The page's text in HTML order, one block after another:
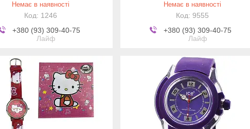
Немає в наявності
1246
+380 (93) 309-40-75
Лайф
Немає в наявності
9555
+380 (93) 309-40-75
Лайф